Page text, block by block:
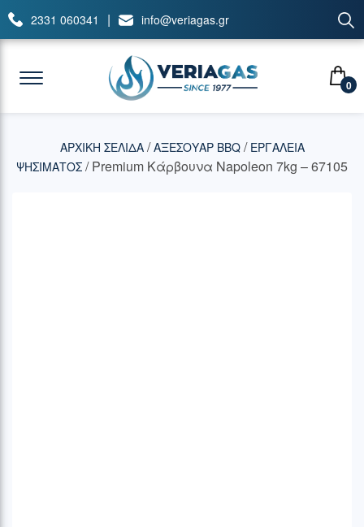
2331 060341 | info@veriagas.gr
0
ΑΡΧΙΚΉ ΣΕΛΊΔΑ/ΑΞΕΣΟΥΑΡ BBQ/ ΕΡΓΑΛΕΙΑ
ΨΗΣΙΜΑΤΟΣ / Premium Κάρβουνα Napoleon 7kg – 67105